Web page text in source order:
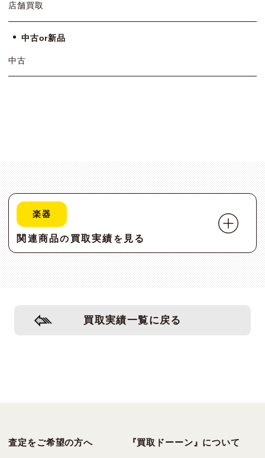
店舗買取
中古or新品
中古
楽器
関連商品の 買取実績 を 見る
買取実績一覧に戻る
査定をご希望の方へ 『買取ドーーン』について